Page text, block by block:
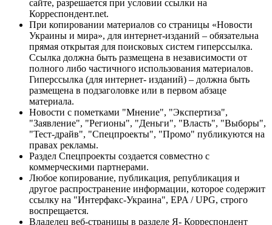
сайте, разрешается при условии ссылки на
Корреспондент.net.
При копировании материалов со страницы «Новости
Украины и мира», для интернет-изданий – обязательна
прямая открытая для поисковых систем гиперссылка.
Ссылка должна быть размещена в независимости от
полного либо частичного использования материалов.
Гиперссылка (для интернет- изданий) – должна быть
размещена в подзаголовке или в первом абзаце
материала.
Новости с пометками "Мнение", "Экспертиза",
"Заявление", "Регионы", "Деньги", "Власть", "Выборы",
"Тест-драйв", "Спецпроекты", "Промо" публикуются на
правах рекламы.
Раздел Спецпроекты создается совместно с
коммерческими партнерами.
Любое копирование, публикация, републикация и
другое распространение информации, которое содержит
ссылку на "Интерфакс-Украина", EPA / UPG, строго
воспрещается.
Владелец веб-страницы в разделе Я- Корреспондент